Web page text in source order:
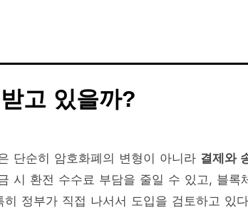
고 있을까?
단순히 암호화폐의 변형이 아니라 결제와
시 환전 수수료 부담을 줄일 수 있고, 블록
히 정부가 직접 나서서 도입을 검토하고 있